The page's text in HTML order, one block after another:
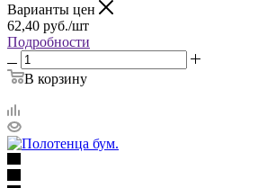
Варианты цен
62,40 руб./шт
Подробности
В корзину